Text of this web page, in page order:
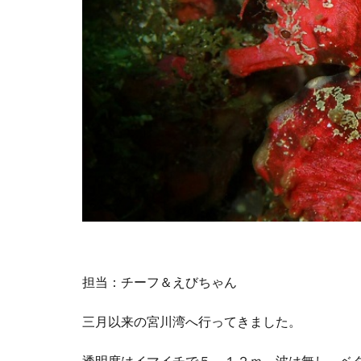
担当：チーフ＆えびちゃん
三月以来の宮川湾へ行ってきました。